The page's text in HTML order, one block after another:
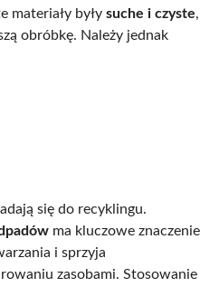
materiały były suche i czyste,
obróbkę. Należy jednak
się do recyklingu.
ma kluczowe znaczenie
i sprzyja
zasobami. Stosowanie